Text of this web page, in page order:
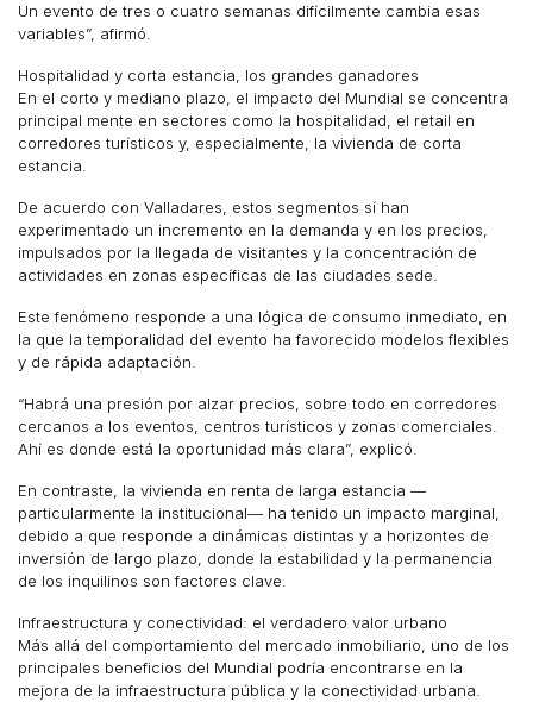
Un evento de tres o cuatro semanas difícilmente cambia esas
variables”, afirmó.
Hospitalidad y corta estancia, los grandes ganadores
En el corto y mediano plazo, el impacto del Mundial se concentra
principal mente en sectores como la hospitalidad, el retail en
corredores turísticos y, especialmente, la vivienda de corta
estancia.
De acuerdo con Valladares, estos segmentos sí han
experimentado un incremento en la demanda y en los precios,
impulsados por la llegada de visitantes y la concentración de
actividades en zonas específicas de las ciudades sede.
Este fenómeno responde a una lógica de consumo inmediato, en
la que la temporalidad del evento ha favorecido modelos flexibles
y de rápida adaptación.
“Habrá una presión por alzar precios, sobre todo en corredores
cercanos a los eventos, centros turísticos y zonas comerciales.
Ahí es donde está la oportunidad más clara”, explicó.
En contraste, la vivienda en renta de larga estancia —
particularmente la institucional— ha tenido un impacto marginal,
debido a que responde a dinámicas distintas y a horizontes de
inversión de largo plazo, donde la estabilidad y la permanencia
de los inquilinos son factores clave.
Infraestructura y conectividad: el verdadero valor urbano
Más allá del comportamiento del mercado inmobiliario, uno de los
principales beneficios del Mundial podría encontrarse en la
mejora de la infraestructura pública y la conectividad urbana.